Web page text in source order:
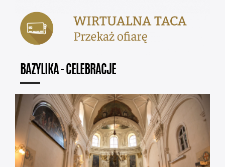
BAZYLIKA - CELEBRACJE